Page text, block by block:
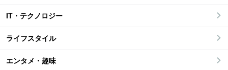
IT・テクノロジー
ライフスタイル
エンタメ・趣味